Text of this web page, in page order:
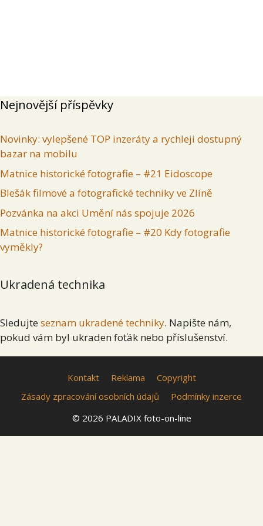
Nejnovější příspěvky
Novinky: vylepšené TOP inzeráty a rychleji dostupný
bazar na mobilu
Matnice historické fotografie – #21 Eidoscope
Blešák filmové a fotografické techniky ve Zlíně
Pozvánka na akci Umění nás spojuje 2026
Matnice historické fotografie – #20 Kdy fotografie
vyměkly?
Ukradená technika
Sledujte seznam ukradené techniky. Napište nám,
pokud vám byl ukraden foťák nebo příslušenství.
Kontakt Reklama
Copyright
Zásady zpracování osobních údajů
Podmínky inzerce
© 2026 PALADIX foto-on-line